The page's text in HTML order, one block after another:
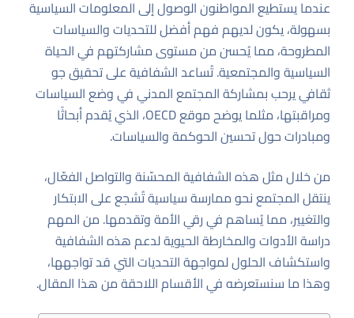
عندما يستطيع المواطنون الوصول إلى المعلومات السياسية
بسهولة، يكون لديهم فهم أفضل للتحديات والسياسات
المطروحة، مما يُحسن من مستوى مشاركتهم في الحياة
السياسية والمجتمعية. تُساعد الشفافية على تحقيق جو
ثقافي يرحب بمشاركة المجتمع المدني في وضع السياسات
ومراقبتها، مثلما يوضح موقعOECD، الذي يُقدم أبحاثًا
ومبادرات حول تحسين الحوكمة والسياسات.
من خلال مثل هذه الشفافية المحسّنة والتواصل الفعّال،
ينتقل المجتمع نحو ممارسة سياسية تُشجع على الابتكار
والتغيير، مما يُساهم في رقي الأمة وتقدمها. من المهم
دراسة الأدوات والمخارطة الحيوية لدعم هذه الشفافية
واستكشاف الحلول لمواجهة التحديات التي قد تواجهها،
وهذا ما سنستعرضه في الأقسام اللاحقة من هذا المقال.